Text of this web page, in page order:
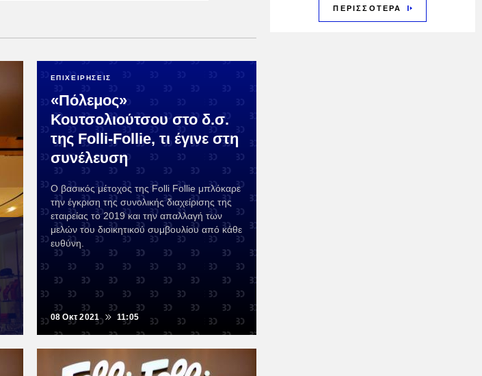
ΕΠΙΧΕΙΡΗΣΕΙΣ
«Πόλεμος»
Κουτσολιούτσου στο δ.σ.
της Folli-Follie, τι έγινε στη
συνέλευση
Ο βασικός μέτοχος της Folli Follie μπλόκαρε
την έγκριση της συνολικής διαχείρισης της
εταιρείας το 2019 και την απαλλαγή των
μελών του διοικητικού συμβουλίου από κάθε
ευθύνη.
08 Οκτ 2021 11:05
ΠΕΡΙΣΣΟΤΕΡΑ